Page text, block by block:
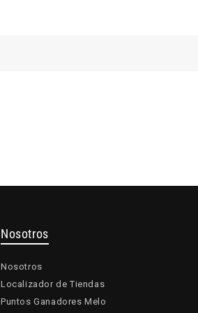
Nosotros
Nosotros
Localizador de Tiendas
Puntos Ganadores Melo